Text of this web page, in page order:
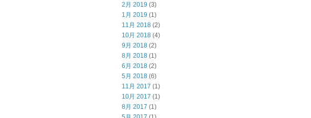
2月 2019 (3)
1月 2019 (1)
11月 2018 (2)
10月 2018 (4)
9月 2018 (2)
8月 2018 (1)
6月 2018 (2)
5月 2018 (6)
11月 2017 (1)
10月 2017 (1)
8月 2017 (1)